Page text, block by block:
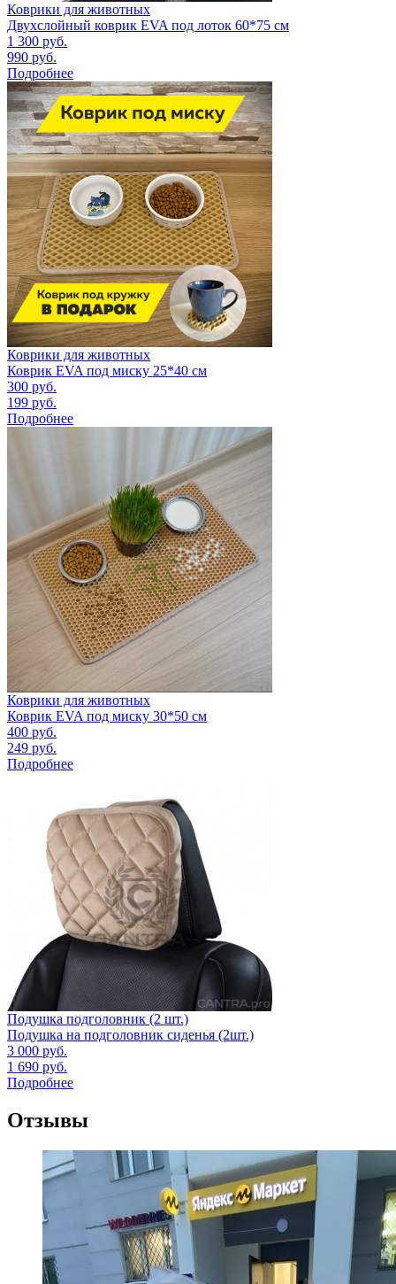
Коврики для животных
Двухслойный коврик EVA под лоток 60*75 см
1 300 руб.
990 руб.
Подробнее
Коврики для животных
Коврик EVA под миску 25*40 см
300 руб.
199 руб.
Подробнее
Коврики для животных
Коврик EVA под миску 30*50 см
400 руб.
249 руб.
Подробнее
Подушка подголовник (2 шт.)
Подушка на подголовник сиденья (2шт.)
3 000 руб.
1 690 руб.
Подробнее
Отзывы